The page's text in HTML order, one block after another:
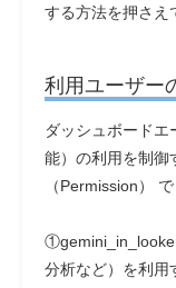
する方法を押さえ
利用ユーザー
ダッシュボード
能）の利用を制御
（Permission）
分析など）を利用